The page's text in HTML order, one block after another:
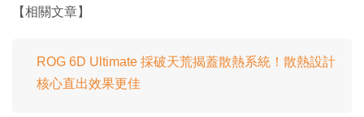
【相關文章】
ROG 6D Ultimate 採破天荒揭蓋散熱系統！散熱設計
核心直出效果更佳